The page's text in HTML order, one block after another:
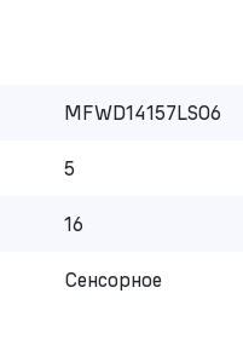
MFWD14157LS06
5
16
Сенсорное